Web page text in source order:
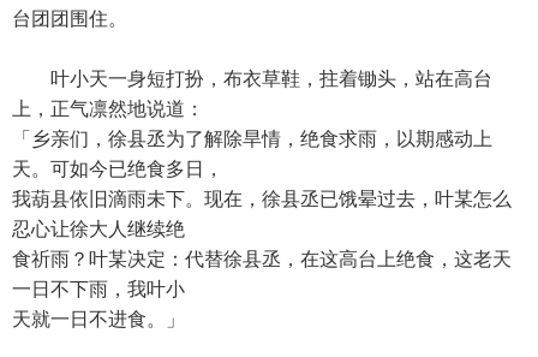
台团团围住。
叶小天一身短打扮，布衣草鞋，拄着锄头，站在高台
上，正气凛然地说道：
「乡亲们，徐县丞为了解除旱情，绝食求雨，以期感动上
天。可如今已绝食多日，
我葫县依旧滴雨未下。现在，徐县丞已饿晕过去，叶某怎么
忍心让徐大人继续绝
食祈雨？叶某决定：代替徐县丞，在这高台上绝食，这老天
一日不下雨，我叶小
天就一日不进食。」